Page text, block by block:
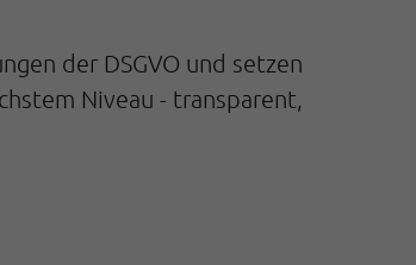
der DSGVO und setzen
Niveau - transparent,